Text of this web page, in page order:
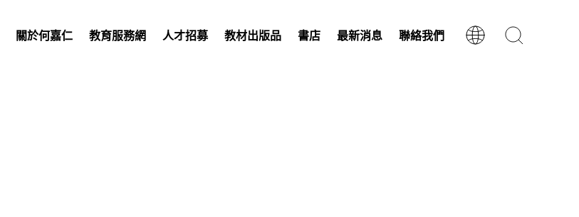
關於何嘉仁 教育服務網 人才招募 教材出版品 書店 最新消息 聯絡我們